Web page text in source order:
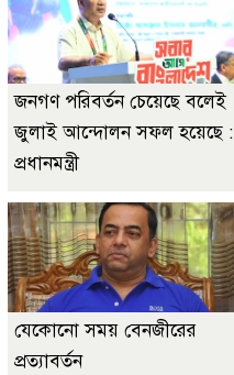
জনগণ পরিবর্তন চেয়েছে বলেই
জুলাই আন্দোলন সফল হয়েছে :
প্রধানমন্ত্রী
যেকোনো সময় বেনজীরের
প্রত্যাবর্তন